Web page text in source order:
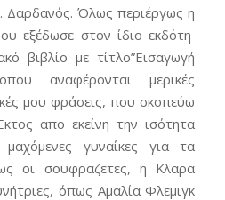
Δαρδανός. Όλως περιέργως η
εξέδωσε στον ίδιο εκδότη
βιβλίο με τίτλο”Εισαγωγή
αναφέρονται μερικές
μου φράσεις, που σκοπεύω
απο εκείνη την ισότητα
γυναίκες για τα
οι σουφραζετες, η Κλαρα
όπως Αμαλία Φλεμιγκ